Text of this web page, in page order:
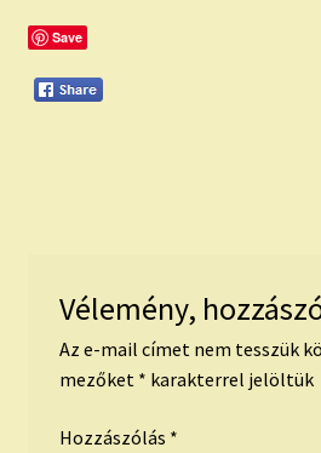
Save
Vélemény,
Az e-mail címet nem tesszük
mezőket * karakterrel jelöltük
Hozzászólás *